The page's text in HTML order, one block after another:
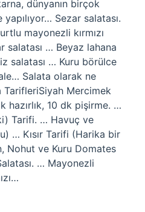
dünyanın birçok
Sezar salatası.
mayonezli kırmızı
salatası … Beyaz lahana
salatası … Kuru börülce
Salata olarak ne
TarifleriSiyah Mercimek
hazırlık, 10 dk pişirme. …
Tarifi. … Havuç ve
… Kısır Tarifi (Harika bir
Nohut ve Kuru Domates
… Mayonezli